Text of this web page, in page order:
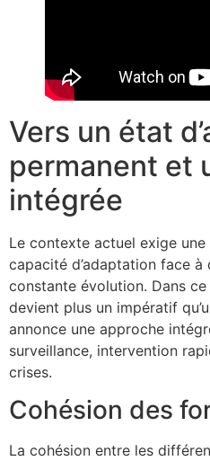
Vers un état
permanent et
intégrée
Le contexte actuel exige
capacité d’adaptation face
constante évolution. Dans ce
devient plus un impératif
annonce une approche
surveillance, intervention
crises.
Cohésion des
La cohésion entre les